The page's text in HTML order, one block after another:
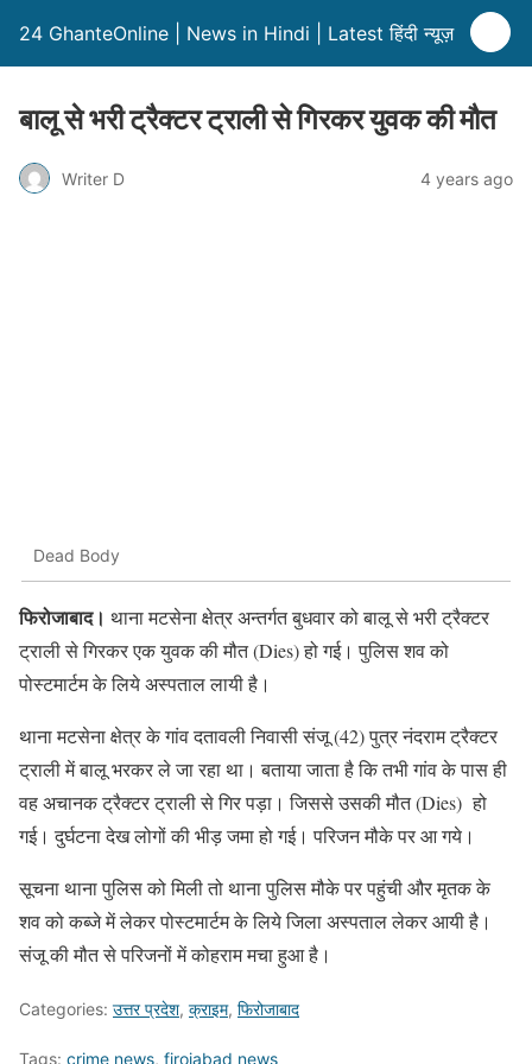
24 GhanteOnline | News in Hindi | Latest हिंदी न्यूज़
बालू से भरी ट्रैक्टर ट्राली से गिरकर युवक की मौत
Writer D 4 years ago
Dead Body
फिरोजाबाद। थाना मटसेना क्षेत्र अन्तर्गत बुधवार को बालू से भरी ट्रैक्टर
ट्राली से गिरकर एक युवक की मौत (Dies) हो गई। पुलिस शव को
पोस्टमार्टम के लिये अस्पताल लायी है।
थाना मटसेना क्षेत्र के गांव दतावली निवासी संजू (42) पुत्र नंदराम ट्रैक्टर
ट्राली में बालू भरकर ले जा रहा था। बताया जाता है कि तभी गांव के पास ही
वह अचानक ट्रैक्टर ट्राली से गिर पड़ा। जिससे उसकी मौत (Dies) हो
गई। दुर्घटना देख लोगों की भीड़ जमा हो गई। परिजन मौके पर आ गये।
सूचना थाना पुलिस को मिली तो थाना पुलिस मौके पर पहुंची और मृतक के
शव को कब्जे में लेकर पोस्टमार्टम के लिये जिला अस्पताल लेकर आयी है।
संजू की मौत से परिजनों में कोहराम मचा हुआ है।
Categories: उत्तर प्रदेश, क्राइम, फिरोजाबाद
Tags: crime news, firojabad news